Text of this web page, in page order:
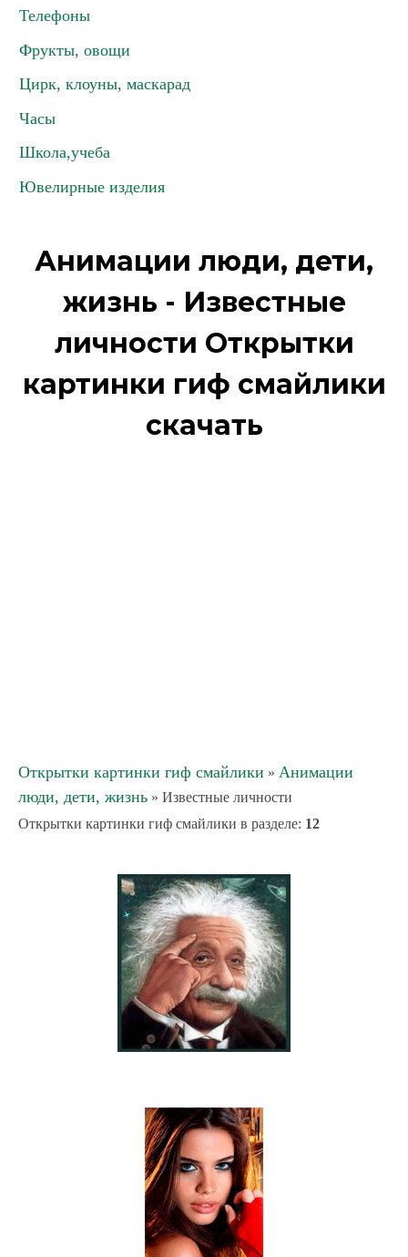
Телефоны
Фрукты, овощи
Цирк, клоуны, маскарад
Часы
Школа,учеба
Ювелирные изделия
Анимации люди, дети,
жизнь - Известные
личности Открытки
картинки гиф смайлики
скачать
Открытки картинки гиф смайлики » Анимации
люди, дети, жизнь » Известные личности
Открытки картинки гиф смайлики в разделе: 12